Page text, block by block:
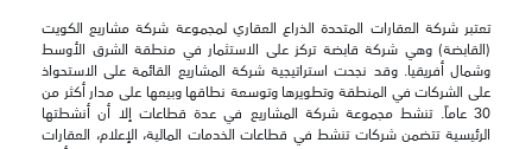
تعتبر شركة العقارات المتحدة الذراع العقاري لمجموعة شركة مشاريع الكويت
(القابضة) وهي شركة قابضة تركز على الاستثمار في منطقة الشرق الأوسط
وشمال أفريقيا. وقد نجحت استراتيجية شركة المشاريع القائمة على الاستحواذ
على الشركات في المنطقة وتطويرها وتوسعة نطاقها وبيعها على مدار أكثر من
30 عاماً. تنشط مجموعة شركة المشاريع في عدة قطاعات إلا أن أنشطتها
الرئيسية تتضمن شركات تنشط في قطاعات الخدمات المالية، الإعلام، العقارات